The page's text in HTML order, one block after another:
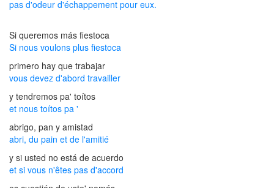
pas d'odeur d'échappement pour eux.
Si queremos más fiestoca
Si nous voulons plus fiestoca
primero hay que trabajar
vous devez d'abord travailler
y tendremos pa' toítos
et nous toítos pa '
abrigo, pan y amistad
abri, du pain et de l'amitié
y si usted no está de acuerdo
et si vous n'êtes pas d'accord